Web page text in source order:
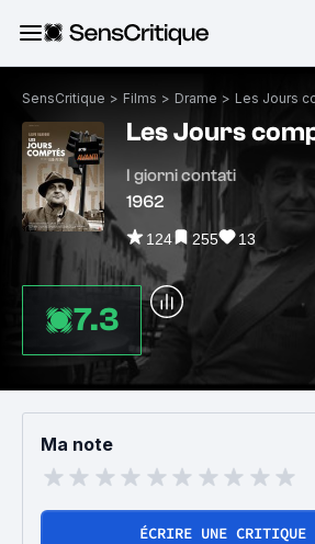
SensCritique > Films > Drame > Les Jours
Les Jours
I giorni contati
1962
124 255 13
7.3
Ma note
ÉCRIRE UNE CRITIQUE